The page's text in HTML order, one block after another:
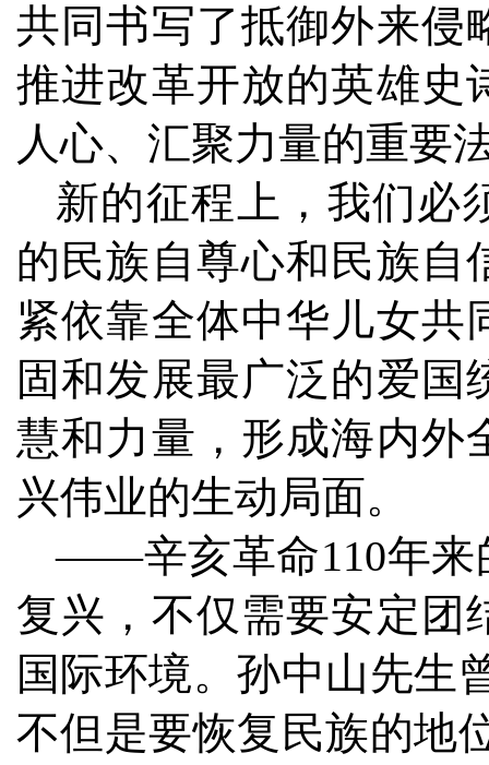
共同书写了抵御外来侵
推进改革开放的英雄史
人心、汇聚力量的重要
新的征程上，我们必
的民族自尊心和民族自
紧依靠全体中华儿女共
固和发展最广泛的爱
慧和力量，形成海内外
兴伟业的生动局面。
——辛亥革命110年来
复兴，不仅需要安定团
国际环境。孙中山先生
不但是要恢复民族的地